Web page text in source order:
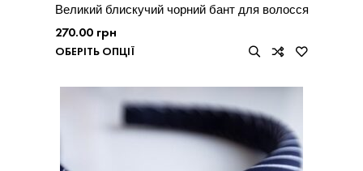
Великий блискучий чорний бант для волосся
270.00 грн
ОБЕРІТЬ ОПЦІЇ